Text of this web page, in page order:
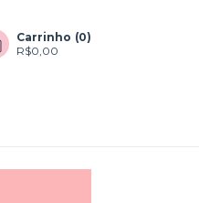
Carrinho (0)
R$0,00